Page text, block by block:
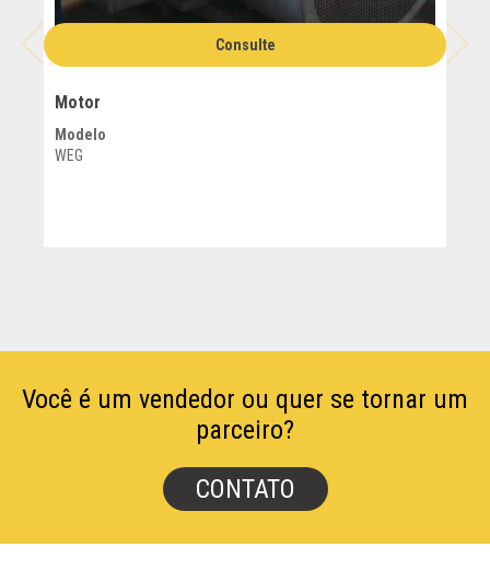
Consulte
Motor
Modelo
WEG
Você é um vendedor ou quer se tornar um
parceiro?
CONTATO